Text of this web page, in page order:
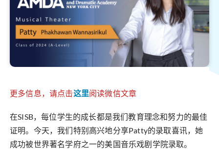
更多信息，请点击这里阅读微信文章
在SISB，每位学生的成长都是我们教育理念和努力的最佳
证明。今天，我们特别高兴地分享Patty的录取喜讯，她
成功被世界著名学府之一的美国音乐戏剧学院录取。